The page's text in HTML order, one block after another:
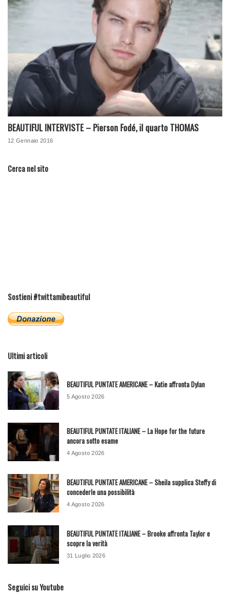
BEAUTIFUL INTERVISTE – Pierson Fodé, il quarto THOMAS
12 Gennaio 2016
Cerca nel sito
Sostieni #twittamibeautiful
Ultimi articoli
BEAUTIFUL PUNTATE AMERICANE – Katie affronta Dylan
5 Agosto 2026
BEAUTIFUL PUNTATE ITALIANE – La Hope for the future
ancora sotto esame
4 Agosto 2026
BEAUTIFUL PUNTATE AMERICANE – Sheila supplica Steffy di
concederle una possibilità
4 Agosto 2026
BEAUTIFUL PUNTATE ITALIANE – Brooke affronta Taylor e
scopre la verità
31 Luglio 2026
Seguici su Youtube